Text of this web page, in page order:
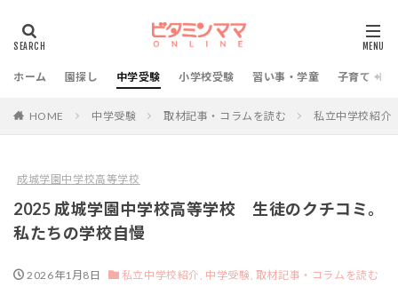
ホーム 園探し 中学受験 小学校受験 習い事・学童 子育て・教
HOME 中学受験 取材記事・コラムを読む 私立中学校紹介
成城学園中学校高等学校
2025 成城学園中学校高等学校 生徒のクチコミ。
私たちの学校自慢
2026年1月8日 私立中学校紹介, 中学受験, 取材記事・コラムを読む